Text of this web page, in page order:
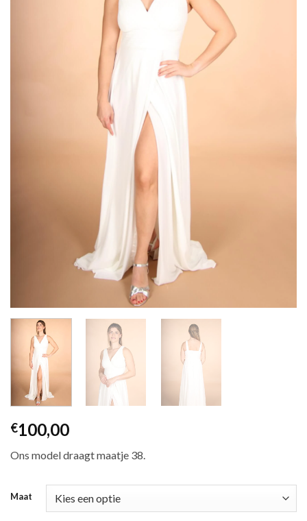
€100,00
Ons model draagt maatje 38.
Maat